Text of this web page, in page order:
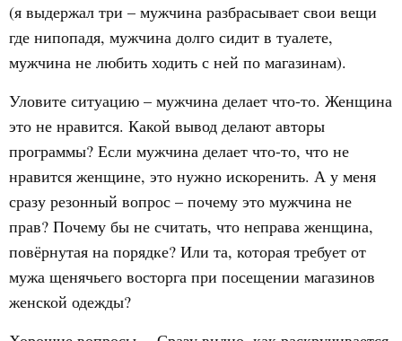
(я выдержал три – мужчина разбрасывает свои вещи
где нипопадя, мужчина долго сидит в туалете,
мужчина не любить ходить с ней по магазинам).
Уловите ситуацию – мужчина делает что-то. Женщина
это не нравится. Какой вывод делают авторы
программы? Если мужчина делает что-то, что не
нравится женщине, это нужно искоренить. А у меня
сразу резонный вопрос – почему это мужчина не
прав? Почему бы не считать, что неправа женщина,
повёрнутая на порядке? Или та, которая требует от
мужа щенячьего восторга при посещении магазинов
женской одежды?